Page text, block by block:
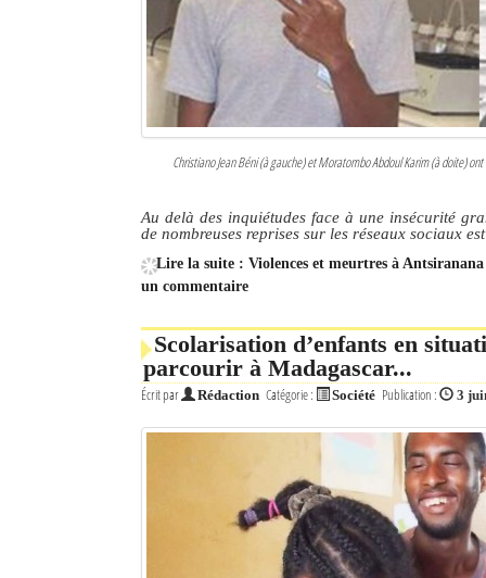
Christiano Jean Béni (à gauche) et Moratombo Abdoul Karim (à doite)
Au delà des inquiétudes face à une insécurité
de nombreuses reprises sur les réseaux sociaux
Lire la suite : Violences et meurtres à
un commentaire
Scolarisation d’enfants en
parcourir à Madagascar...
Écrit par Rédaction Catégorie : Société Publication : 3